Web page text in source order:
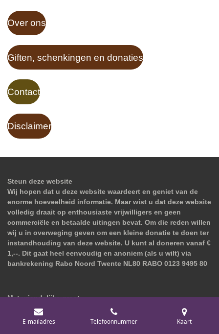
Over ons
Giften, schenkingen en donaties
Contact
Disclaimer
Steun deze website
Wij hopen dat u deze website waardeert en geniet van de
enorme hoeveelheid informatie. Maar wist u dat deze website
volledig draait op enthousiaste vrijwilligers en geen
commerciële en betaalde uitingen bevat. Om die reden willen
wij u in overweging geven om een kleine donatie te doen ter
instandhouding van deze website. U kunt al doneren vanaf €
1,--. Dit gaat heel eenvoudig en anoniem (als u wilt) via
bankrekening Rabo Noord Twente NL80 RABO 0123 9495 80
Met vriendelijke groet
Commissie Collectiebeheer
Commissie Genealogie
E-mailadres Telefoonnummer Kaart